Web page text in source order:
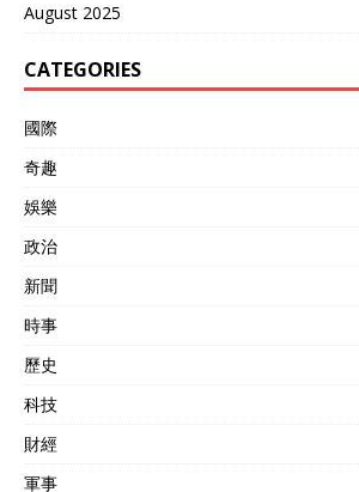
August 2025
CATEGORIES
國際
奇趣
娛樂
政治
新聞
時事
歷史
科技
財經
軍事